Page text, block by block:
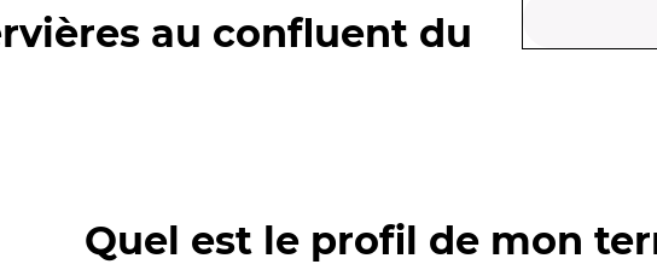
au confluent du
Quel est le profil de mon